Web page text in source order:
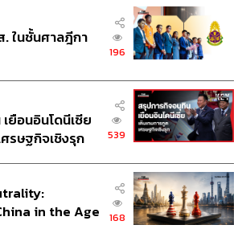
ในชั้นศาลฎีกา
196
ยือนอินโดนีเซีย
รษฐกิจเชิงรุก
539
in the Age
168